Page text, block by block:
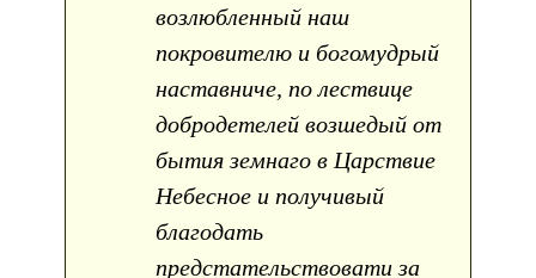
возлюбленный наш
покровителю и богомудрый
наставниче, по лествице
добродетелей возшедый от
бытия земнаго в Царствие
Небесное и получивый
благодать
предстательствовати за